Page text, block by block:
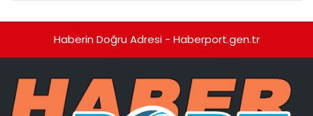
Haberin Doğru Adresi - Haberport.gen.tr